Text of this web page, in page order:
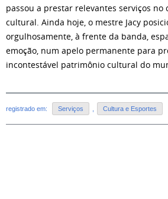
passou a prestar relevantes serviços no
cultural. Ainda hoje, o mestre Jacy
orgulhosamente, à frente da banda,
emoção, num apelo permanente para
incontestável patrimônio cultural do
registrado em: Serviços Cultura e Esportes